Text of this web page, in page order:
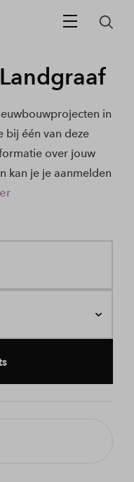
in
bij één van deze
over jouw
kan je je aanmelden